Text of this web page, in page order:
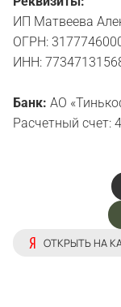
ИП Матвеева
ОГРН:
ИНН:
Банк: АО
Расчетный счет:
ОТКРЫТЬ НА